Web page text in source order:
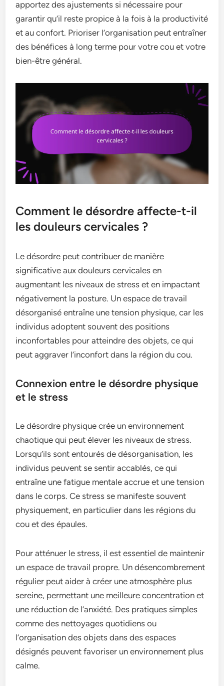
apportez des ajustements si nécessaire pour
garantir qu’il reste propice à la fois à la productivité
et au confort. Prioriser l’organisation peut entraîner
des bénéfices à long terme pour votre cou et votre
bien-être général.
Comment le désordre affecte-t-il
les douleurs cervicales ?
Le désordre peut contribuer de manière
significative aux douleurs cervicales en
augmentant les niveaux de stress et en impactant
négativement la posture. Un espace de travail
désorganisé entraîne une tension physique, car les
individus adoptent souvent des positions
inconfortables pour atteindre des objets, ce qui
peut aggraver l’inconfort dans la région du cou.
Connexion entre le désordre physique
et le stress
Le désordre physique crée un environnement
chaotique qui peut élever les niveaux de stress.
Lorsqu’ils sont entourés de désorganisation, les
individus peuvent se sentir accablés, ce qui
entraîne une fatigue mentale accrue et une tension
dans le corps. Ce stress se manifeste souvent
physiquement, en particulier dans les régions du
cou et des épaules.
Pour atténuer le stress, il est essentiel de maintenir
un espace de travail propre. Un désencombrement
régulier peut aider à créer une atmosphère plus
sereine, permettant une meilleure concentration et
une réduction de l’anxiété. Des pratiques simples
comme des nettoyages quotidiens ou
l’organisation des objets dans des espaces
désignés peuvent favoriser un environnement plus
calme.